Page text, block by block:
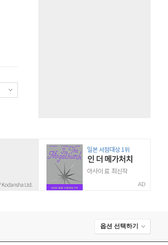
AD
옵션 선택하기